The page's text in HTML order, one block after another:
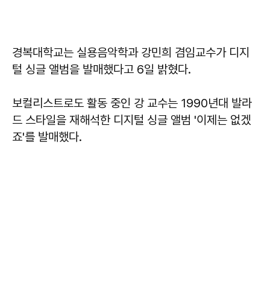
경복대학교는 실용음악학과 강민희 겸임교수가 디지
털 싱글 앨범을 발매했다고 6일 밝혔다.
보컬리스트로도 활동 중인 강 교수는 1990년대 발라
드 스타일을 재해석한 디지털 싱글 앨범 '이제는 없겠
죠'를 발매했다.